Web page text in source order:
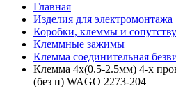
Главная
Изделия для электромонтажа
Коробки, клеммы и
Клеммные зажимы
Клемма соединительная
Клемма 4х(0.5-2.5мм) 4-х
(без п) WAGO 2273-204